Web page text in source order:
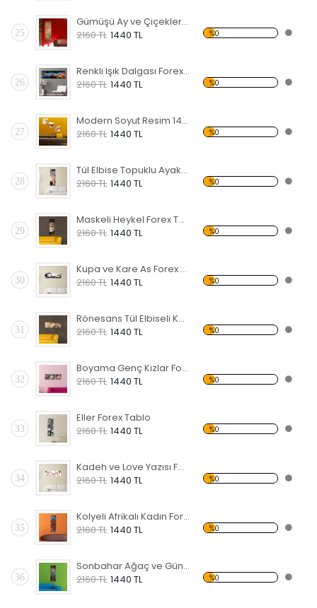
25
Gümüşü Ay ve Çiçekler Forex Tablo
2160 TL 1440 TL %0
26
Renkli Işık Dalgası Forex Tablo
2160 TL 1440 TL %0
27
Modern Soyut Resim 14 Forex Tablo
2160 TL 1440 TL %0
28
Tül Elbise Topuklu Ayakkabı Giyen Kadın Forex Tablo
2160 TL 1440 TL %0
29
Maskeli Heykel Forex Tablo
2160 TL 1440 TL %0
30
Kupa ve Kare As Forex Tablo
2160 TL 1440 TL %0
31
Rönesans Tül Elbiseli KadınForex Tablo
2160 TL 1440 TL %0
32
Boyama Genç Kızlar Forex Tablo
2160 TL 1440 TL %0
33
Eller Forex Tablo
2160 TL 1440 TL %0
34
Kadeh ve Love Yazısı Forex Tablo
2160 TL 1440 TL %0
35
Kolyeli Afrikalı Kadın Forex Tablo
2160 TL 1440 TL %0
36
Sonbahar Ağaç ve Güneş Forex Tablo
2160 TL 1440 TL %0